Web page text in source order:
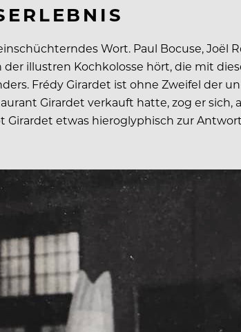
Wort. Paul Bocuse,
illustren Kochkolosse hört, die mit
Frédy Girardet ist ohne Zweifel der
Girardet verkauft hatte, zog er sich,
etwas hieroglyphisch zur